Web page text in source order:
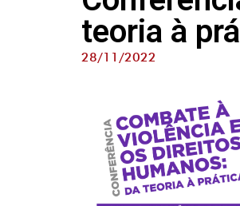
teoria à
28/11/2022